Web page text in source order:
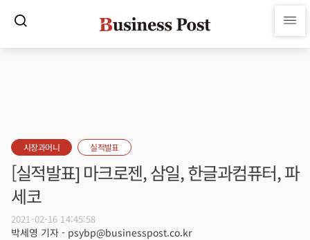
시장과머니 실적발표
[실적발표] 마크로젠, 삼일, 한글과컴퓨터, 파
세코
2021-02-16 14:45:58
박세영 기자 - psybp@businesspost.co.kr